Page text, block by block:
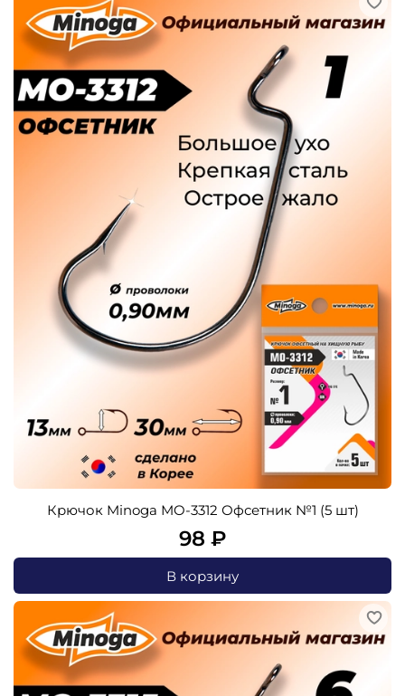
Крючок Minoga MO-3312 Офсетник №1 (5 шт)
98 ₽
В корзину